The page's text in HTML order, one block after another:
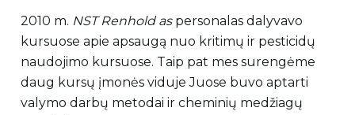
2010 m. NST Renhold aspersonalas dalyvavo
kursuose apie apsaugą nuo kritimų ir pesticidų
naudojimo kursuose. Taip pat mes surengėme
daug kursų įmonės viduje Juose buvo aptarti
valymo darbų metodai ir cheminių medžiagų